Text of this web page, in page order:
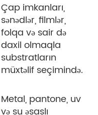
Çap imkanları,
sənədlər, filmlər,
folqa və sair də
daxil olmaqla
substratların
müxtəlif seçimində.
Metal, pantone, uv
və su əsaslı